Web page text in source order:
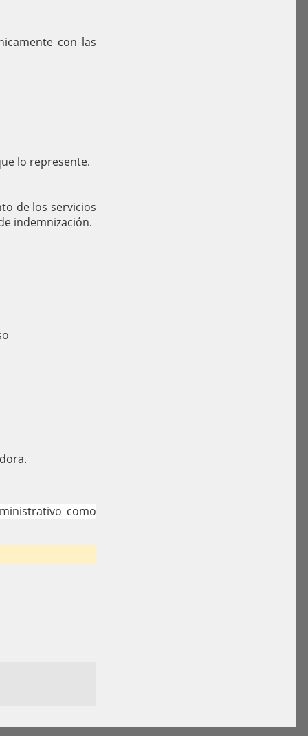
con las
lo represente.
de los servicios
indemnización.
como